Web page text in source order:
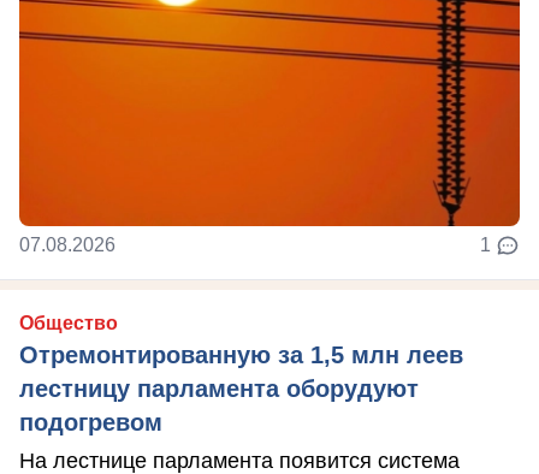
07.08.2026 1
Общество
Отремонтированную за 1,5 млн леев
лестницу парламента оборудуют
подогревом
На лестнице парламента появится система